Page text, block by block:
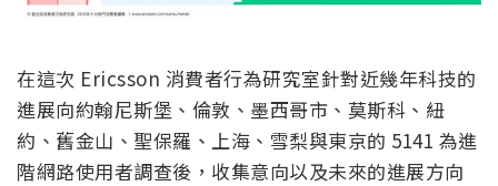
在這次 Ericsson 消費者行為研究室針對近幾年科技的
進展向約翰尼斯堡、倫敦、墨西哥市、莫斯科、紐
約、舊金山、聖保羅、上海、雪梨與東京的 5141 為進
階網路使用者調查後，收集意向以及未來的進展方向